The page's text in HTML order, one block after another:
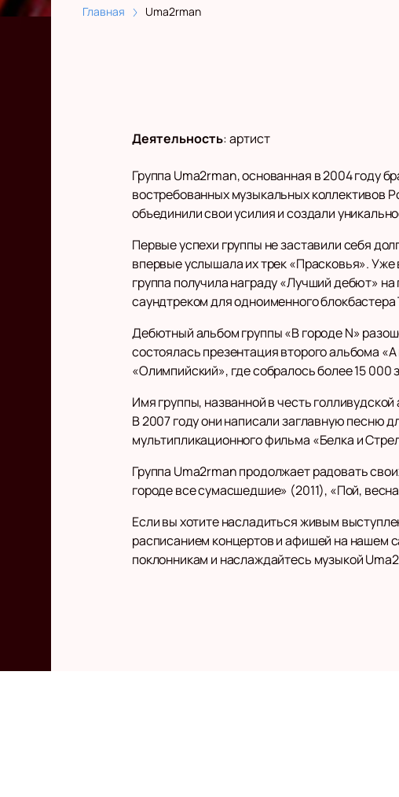
Главная Uma2rman
Деятельность:артист
Группа Uma2rman, основанная в 2004 году
востребованных музыкальных коллективов
объединили свои усилия и создали
Первые успехи группы не заставили себя
впервые услышала их трек «Прасковья».
группа получила награду «Лучший дебют»
саундтреком для одноименного
Дебютный альбом группы «В городе N»
состоялась презентация второго альбома
«Олимпийский», где собралось более 15 000
Имя группы, названной в честь
В 2007 году они написали заглавную песню
мультипликационного фильма «Белка и
Группа Uma2rman продолжает радовать
городе все сумасшедшие» (2011), «Пой,
Если вы хотите насладиться живым
расписанием концертов и афишей на нашем
поклонникам и наслаждайтесь музыкой